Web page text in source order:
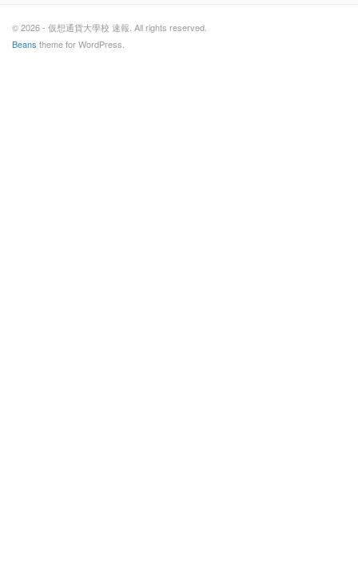
© 2026 - 仮想通貨大學校 速報. All rights reserved.
Beans theme for WordPress.